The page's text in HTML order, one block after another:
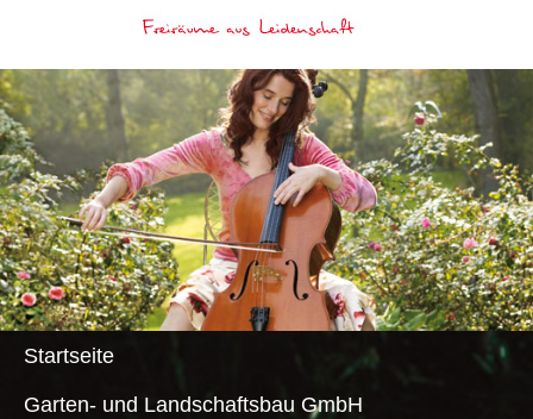
Startseite
Garten- und Landschaftsbau GmbH